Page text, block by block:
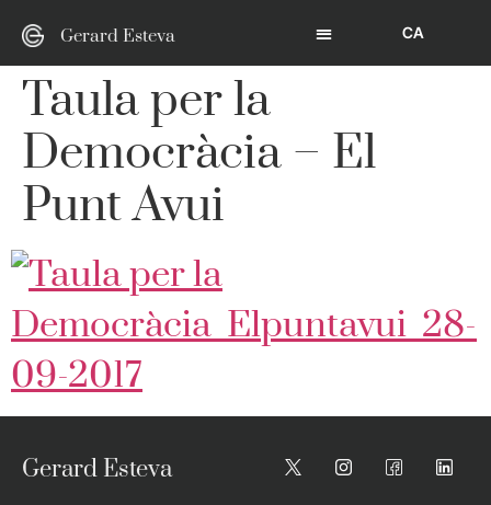
Gerard Esteva CA
Taula per la
Democràcia – El
Punt Avui
Gerard Esteva